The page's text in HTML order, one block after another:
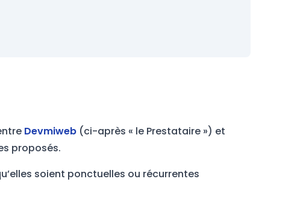
Devmiweb (ci-après « le Prestataire ») et
proposés.
soient ponctuelles ou récurrentes